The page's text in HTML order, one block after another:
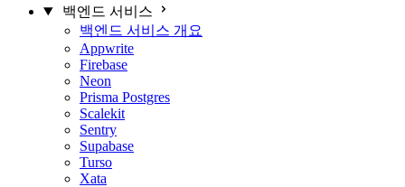
백엔드 서비스
백엔드 서비스 개요
Appwrite
Firebase
Neon
Prisma Postgres
Scalekit
Sentry
Supabase
Turso
Xata